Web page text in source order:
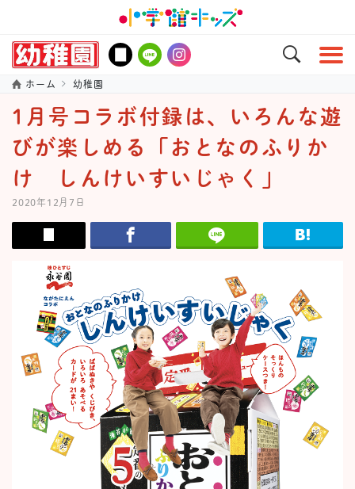
ホーム 幼稚園
1月号コラボ付録は、いろんな遊
びが楽しめる「おとなのふりか
け しんけいすいじゃく」
2020年12月7日